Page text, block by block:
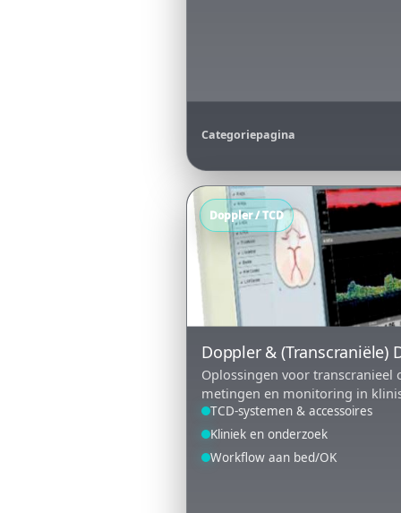
Categoriepagina
Doppler / TCD
Doppler & (Transcraniële)
Oplossingen voor transcranieel
metingen en monitoring in
TCD-systemen & accessoires
Kliniek en onderzoek
Workflow aan bed/OK